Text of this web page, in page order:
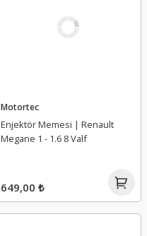
Motortec
Enjektör Memesi | Renault
Megane 1 - 1.6 8 Valf
649,00 ₺